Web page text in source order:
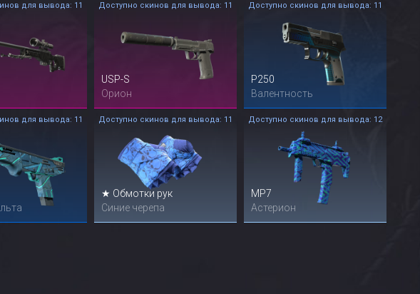
для вывода: 11
USP-S
Орион
Доступно скинов для вывода: 11
P250
Валентность
Доступно скинов для вывода: 11
для вывода: 11
★ Обмотки рук
Синие черепа
Доступно скинов для вывода: 11
MP7
Астерион
Доступно скинов для вывода: 12